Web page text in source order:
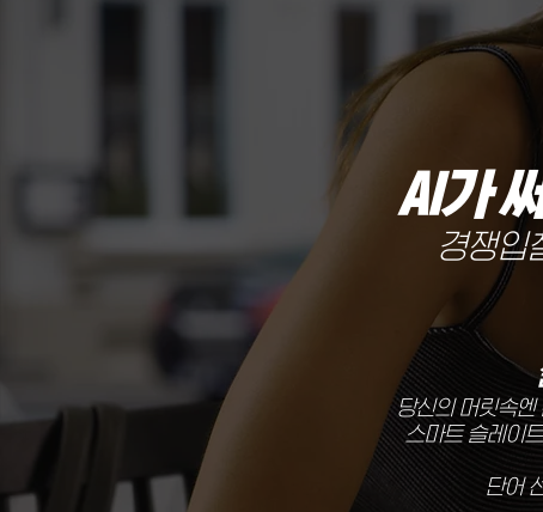
AI가
경쟁입
당신의 머릿속엔
스마트 슬레이
단어